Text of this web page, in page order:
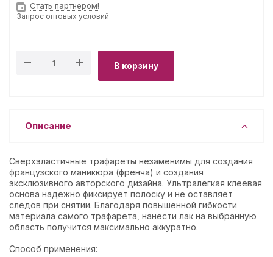
Стать партнером!
Запрос оптовых условий
В корзину
Описание
Сверхэластичные трафареты незаменимы для создания
французского маникюра (френча) и создания
эксклюзивного авторского дизайна. Ультралегкая клеевая
основа надежно фиксирует полоску и не оставляет
следов при снятии. Благодаря повышенной гибкости
материала самого трафарета, нанести лак на выбранную
область получится максимально аккуратно.
Способ применения: